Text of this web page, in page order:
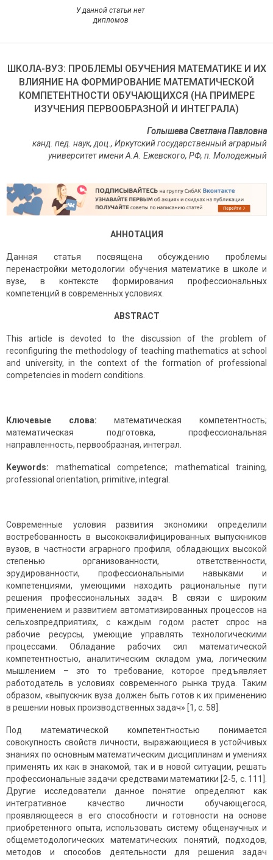
У данной статьи нет
дипломов
ШКОЛА-ВУЗ: ПРОБЛЕМЫ ОБУЧЕНИЯ МАТЕМАТИКЕ И ИХ
ВЛИЯНИЕ НА ФОРМИРОВАНИЕ МАТЕМАТИЧЕСКОЙ
КОМПЕТЕНТНОСТИ ОБУЧАЮЩИХСЯ (НА ПРИМЕРЕ
ИЗУЧЕНИЯ ПЕРВООБРАЗНОЙ И ИНТЕГРАЛА)
Голышева Светлана Павловна
канд. пед. наук, доц., Иркутский государственный аграрный
университет имени А.А. Ежевского, РФ, п. Молодежный
АННОТАЦИЯ
Данная статья посвящена обсуждению проблемы
перенастройки методологии обучения математике в школе и
вузе, в контексте формирования профессиональных
компетенций в современных условиях.
ABSTRACT
This article is devoted to the discussion of the problem of
reconfiguring the methodology of teaching mathematics at school
and university, in the context of the formation of professional
competencies in modern conditions.
Ключевые слова: математическая компетентность;
математическая подготовка, профессиональная
направленность, первообразная, интеграл.
Keywords: mathematical competence; mathematical training,
professional orientation, primitive, integral.
Современные условия развития экономики определили
востребованность в высококвалифицированных выпускников
вузов, в частности аграрного профиля, обладающих высокой
степенью организованности, ответственности,
эрудированности, профессиональными навыками и
компетенциями, умеющими находить рациональные пути
решения профессиональных задач. В связи с широким
применением и развитием автоматизированных процессов на
сельхозпредприятиях, с каждым годом растет спрос на
рабочие ресурсы, умеющие управлять технологическими
процессами. Обладание рабочих сил математической
компетентностью, аналитическим складом ума, логическим
мышлением – это то требование, которое предъявляет
работодатель в условиях современного рынка труда. Таким
образом, «выпускник вуза должен быть готов к их применению
в решении новых производственных задач» [1, с. 58].
Под математической компетентностью понимается
совокупность свойств личности, выражающиеся в устойчивых
знаниях по основным математическим дисциплинам и умениях
применять их как в знакомой, так и в новой ситуации, решать
профессиональные задачи средствами математики [2-5, с. 111].
Другие исследователи данное понятие определяют как
интегративное качество личности обучающегося,
проявляющееся в его способности и готовности на основе
приобретенного опыта, использовать систему общенаучных и
общеметодологических математических понятий, подходов,
методов и способов деятельности для решения задач